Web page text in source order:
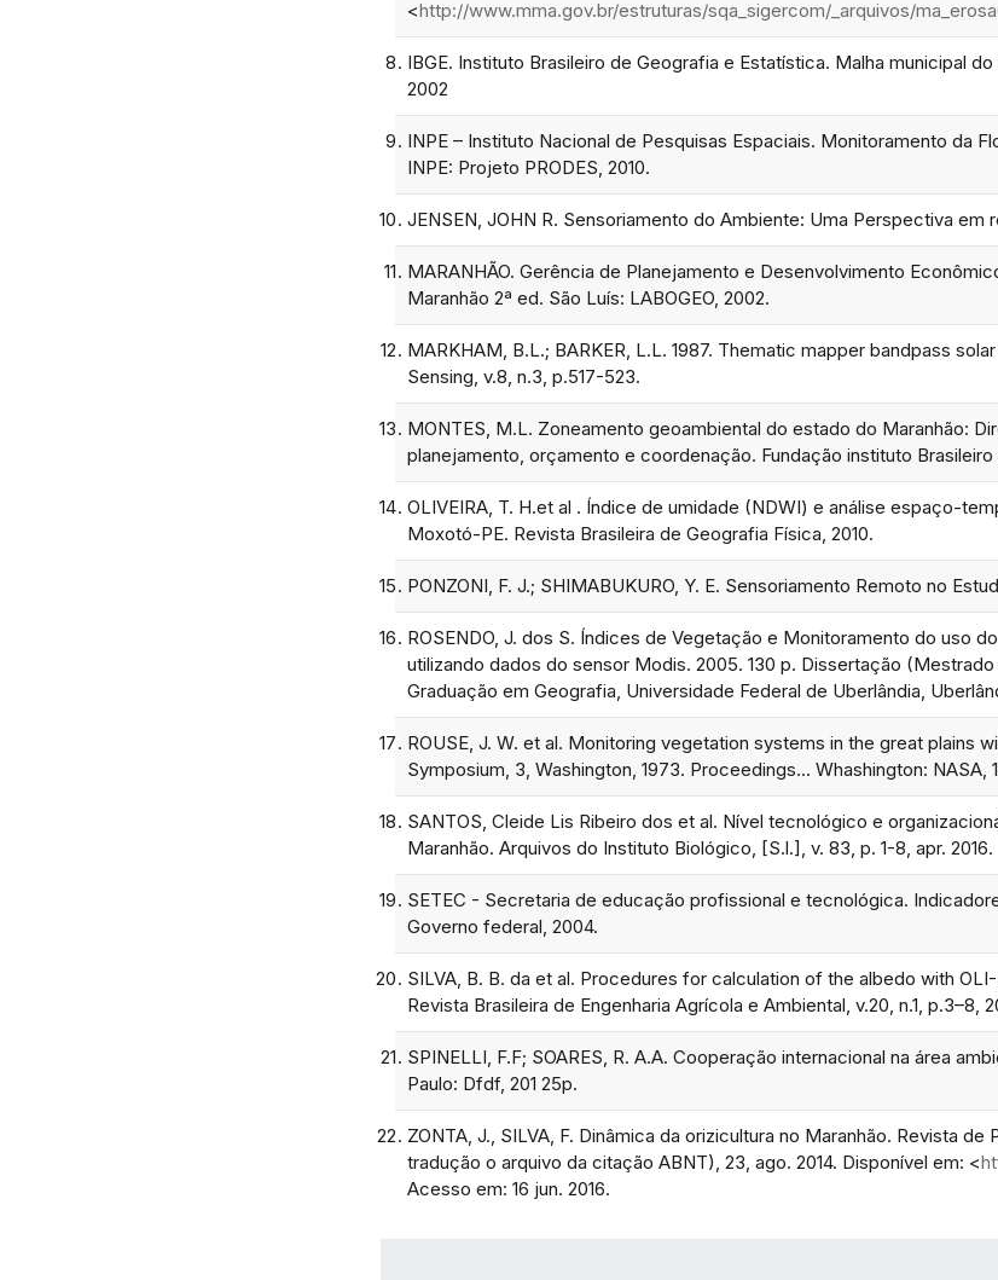
<http://www.mma.gov.br/estruturas/sqa_sigercom/_arquivos/
IBGE. Instituto Brasileiro de Geografia e Estatística. Malha municipal
2002
INPE – Instituto Nacional de Pesquisas Espaciais. Monitoramento da
INPE: Projeto PRODES, 2010.
JENSEN, JOHN R. Sensoriamento do Ambiente: Uma Perspectiva
MARANHÃO. Gerência de Planejamento e Desenvolvimento
Maranhão 2ª ed. São Luís: LABOGEO, 2002.
MARKHAM, B.L.; BARKER, L.L. 1987. Thematic mapper bandpass
Sensing, v.8, n.3, p.517-523.
MONTES, M.L. Zoneamento geoambiental do estado do Maranhão:
planejamento, orçamento e coordenação. Fundação instituto
OLIVEIRA, T. H.et al . Índice de umidade (NDWI) e análise espaço-
Moxotó-PE. Revista Brasileira de Geografia Física, 2010.
PONZONI, F. J.; SHIMABUKURO, Y. E. Sensoriamento Remoto no
ROSENDO, J. dos S. Índices de Vegetação e Monitoramento do uso
utilizando dados do sensor Modis. 2005. 130 p. Dissertação
Graduação em Geografia, Universidade Federal de Uberlândia,
ROUSE, J. W. et al. Monitoring vegetation systems in the great plains
Symposium, 3, Washington, 1973. Proceedings... Whashington: NASA,
SANTOS, Cleide Lis Ribeiro dos et al. Nível tecnológico e
Maranhão. Arquivos do Instituto Biológico, [S.l.], v. 83, p. 1-8, apr. 2016.
SETEC - Secretaria de educação profissional e tecnológica.
Governo federal, 2004.
SILVA, B. B. da et al. Procedures for calculation of the albedo with
Revista Brasileira de Engenharia Agrícola e Ambiental, v.20, n.1, p.3–8,
SPINELLI, F.F; SOARES, R. A.A. Cooperação internacional na área
Paulo: Dfdf, 201 25p.
ZONTA, J., SILVA, F. Dinâmica da orizicultura no Maranhão. Revista
tradução o arquivo da citação ABNT), 23, ago. 2014. Disponível em: <
Acesso em: 16 jun. 2016.